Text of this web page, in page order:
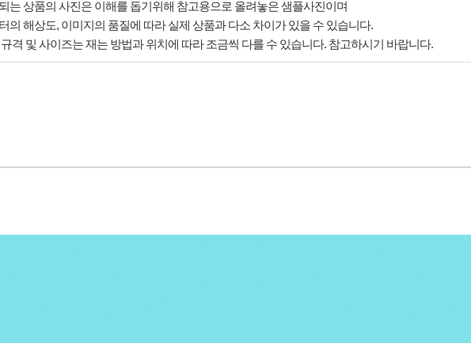
는 상품의 사진은 이해를 돕기위해 참고용으로 올려놓은 샘플사진이며
의 해상도, 이미지의 품질에 따라 실제 상품과 다소 차이가 있을 수 있습니다.
격 및 사이즈는 재는 방법과 위치에 따라 조금씩 다를 수 있습니다. 참고하시기 바랍니다.